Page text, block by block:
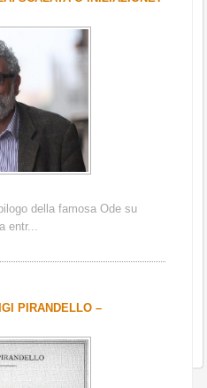
della famosa Ode su
entr...
PIRANDELLO –